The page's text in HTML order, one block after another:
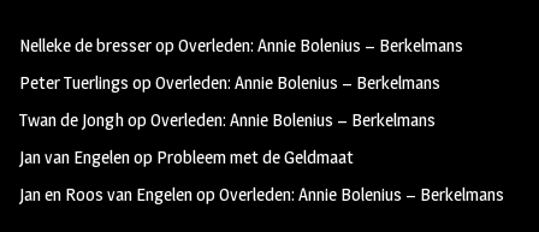
oo
k
m
Nelleke de bresseropOverleden: Annie Bolenius – Berkelmans
Peter Tuerlings opOverleden: Annie Bolenius – Berkelmans
Twan de JonghopOverleden: Annie Bolenius – Berkelmans
Jan van Engelenop Probleem met de Geldmaat
Jan en Roos van EngelenopOverleden: Annie Bolenius – Berkelmans